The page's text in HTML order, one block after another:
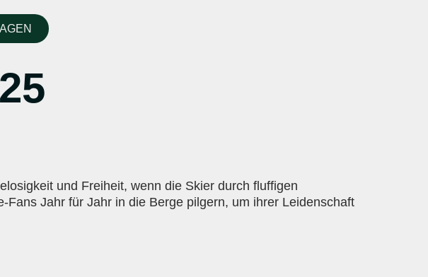
und Freiheit, wenn die Skier durch fluffigen
Jahr für Jahr in die Berge pilgern, um ihrer Leidenschaft